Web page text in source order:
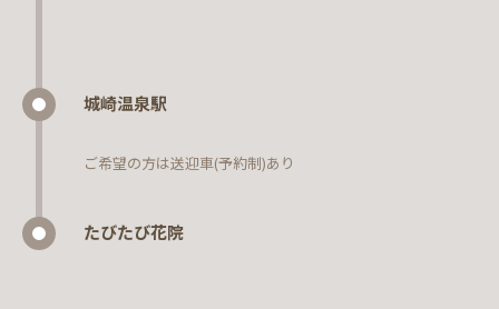
城崎温泉駅
ご希望の方は送迎車(予約制)あり
たびたび花院